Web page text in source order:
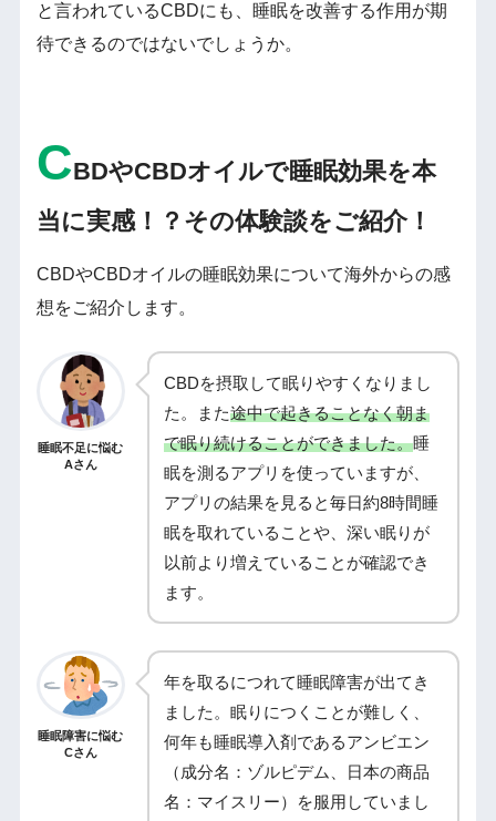
と言われているCBDにも、睡眠を改善する作用が期
待できるのではないでしょうか。
CBDやCBDオイルで睡眠効果を本
当に実感！？その体験談をご紹介！
CBDやCBDオイルの睡眠効果について海外からの感
想をご紹介します。
睡眠不足に悩む
Aさん
CBDを摂取して眠りやすくなりまし
た。また途中で起きることなく朝ま
で眠り続けることができました。睡
眠を測るアプリを使っていますが、
アプリの結果を見ると毎日約8時間睡
眠を取れていることや、深い眠りが
以前より増えていることが確認でき
ます。
睡眠障害に悩む
Cさん
年を取るにつれて睡眠障害が出てき
ました。眠りにつくことが難しく、
何年も睡眠導入剤であるアンビエン
（成分名：ゾルピデム、日本の商品
名：マイスリー）を服用していまし